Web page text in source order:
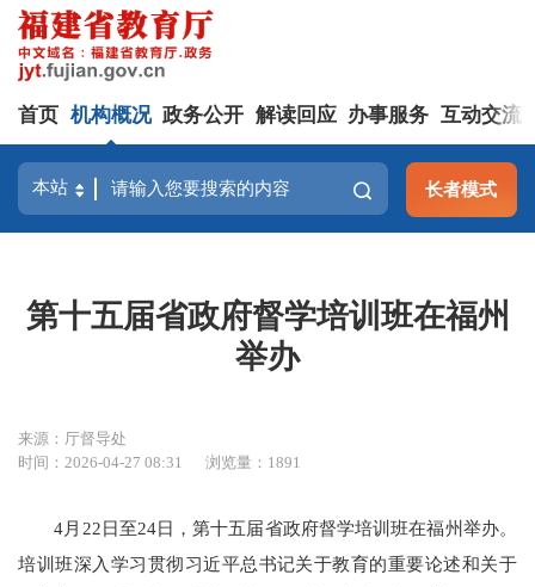
首页 机构概况 政务公开 解读回应 办事服务 互动交流
长者模式
第十五届省政府督学培训班在福州
举办
来源：厅督导处
时间：2026-04-27 08:31
浏览量：1891
4月22日至24日，第十五届省政府督学培训班在福州举办。
培训班深入学习贯彻习近平总书记关于教育的重要论述和关于